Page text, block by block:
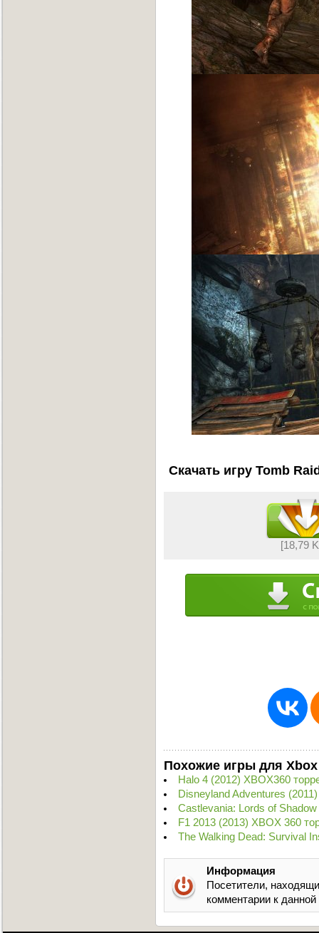
Скачать игру Tomb
[18,79
Похожие игры для Xbox
Halo 4 (2012) XBOX360
Disneyland Adventures
Castlevania: Lords of
F1 2013 (2013) XBOX 360
The Walking Dead: Survival
Информация
Посетители,
комментарии к